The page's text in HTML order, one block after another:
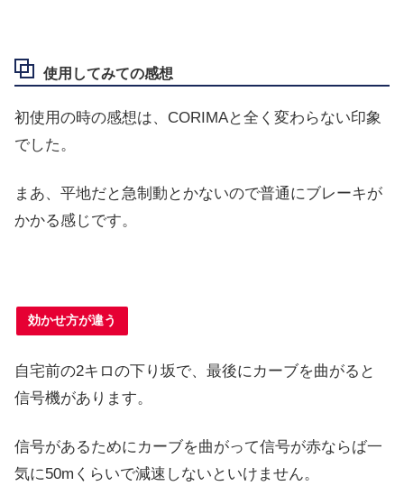
使用してみての感想
初使用の時の感想は、CORIMAと全く変わらない印象
でした。
まあ、平地だと急制動とかないので普通にブレーキが
かかる感じです。
効かせ方が違う
自宅前の2キロの下り坂で、最後にカーブを曲がると
信号機があります。
信号があるためにカーブを曲がって信号が赤ならば一
気に50mくらいで減速しないといけません。